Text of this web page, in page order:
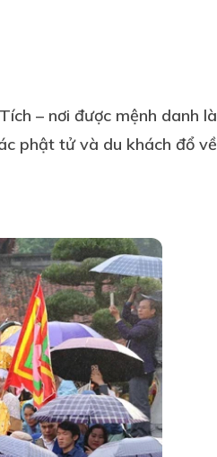
– nơi được mệnh danh là
phật tử và du khách đổ về